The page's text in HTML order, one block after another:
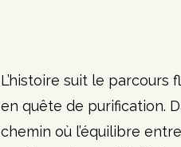
L’histoire suit le
en quête de purification.
chemin où l’équilibre